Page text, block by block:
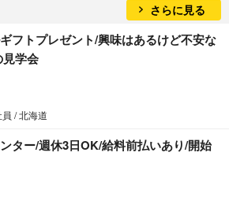
さらに見る
フトプレゼント/興味はあるけど不安な
学会
/ 北海道
ター/週休3日OK/給料前払いあり/開始